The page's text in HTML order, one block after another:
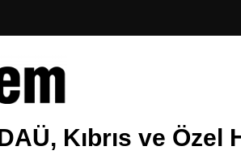
Kıbrıs ve Özel